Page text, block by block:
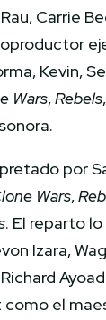
Carrie
Kevin,
Wars,Rebels,
por
Wars,
. El reparto
Izara,
como el